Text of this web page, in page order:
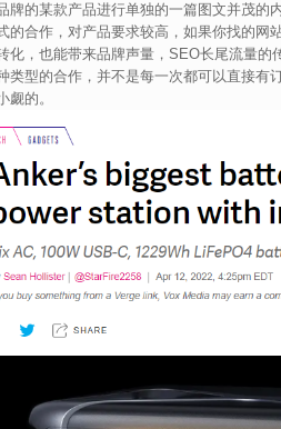
牌的某款产品进行单独的一篇图文并茂的
的合作，对产品要求较高，如果你找的网
化，也能带来品牌声量，SEO长尾流量的
类型的合作，并不是每一次都可以直接有
觑的。